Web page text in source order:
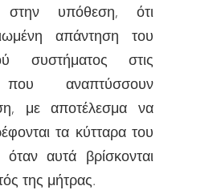
στην υπόθεση, ότι
απάντηση του
συστήματος στις
που αναπτύσσουν
με αποτέλεσμα να
τα κύτταρα του
όταν αυτά βρίσκονται
της μήτρας.